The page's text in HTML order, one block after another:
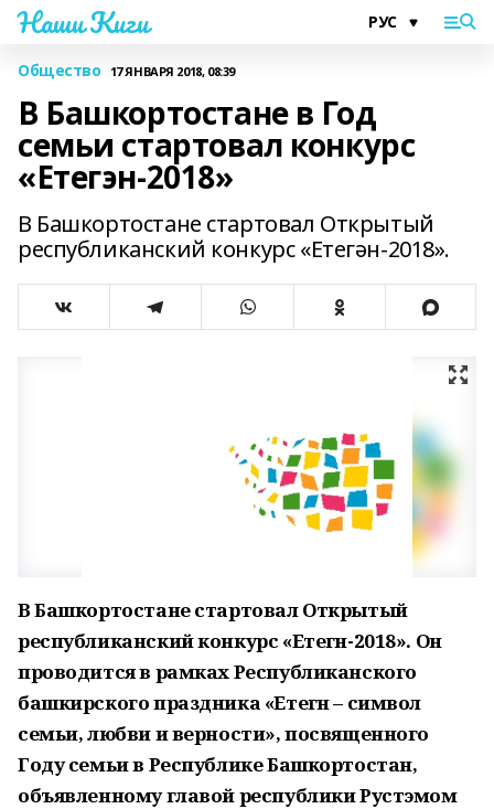
Наши Киги
Общество 17 ЯНВАРЯ 2018, 08:39
В Башкортостане в Год
семьи стартовал конкурс
«Етегэн-2018»
В Башкортостане стартовал Открытый
республиканский конкурс «Етегән-2018».
В Башкортостане стартовал Открытый
республиканский конкурс «Етегән-2018». Он
проводится в рамках Республиканского
башкирского праздника «Етегән – символ
семьи, любви и верности», посвященного
Году семьи в Республике Башкортостан,
объявленному главой республики Рустэмом